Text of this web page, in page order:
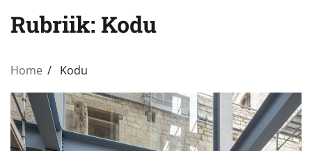
Rubriik: Kodu
Home Kodu